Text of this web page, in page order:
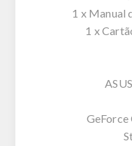
1 x Manual
1 x
GeForce